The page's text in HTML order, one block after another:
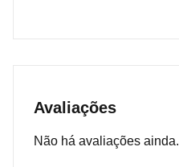
Avaliações
Não há avaliações ainda.